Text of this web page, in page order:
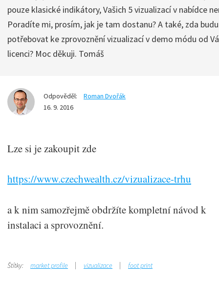
pouze klasické indikátory, Vašich 5 vizualizací v nabídce
Poradíte mi, prosím, jak je tam dostanu? A také, zda budu
potřebovat ke zprovoznění vizualizací v demo módu od
licenci? Moc děkuji. Tomáš
Odpověděl:
Roman Dvořák
16. 9. 2016
Lze si je zakoupit zde
https://www.czechwealth.cz/vizualizace-trhu
a k nim samozřejmě obdržíte kompletní návod k
instalaci a sprovoznění.
Štítky: market profile vizualizace foot print